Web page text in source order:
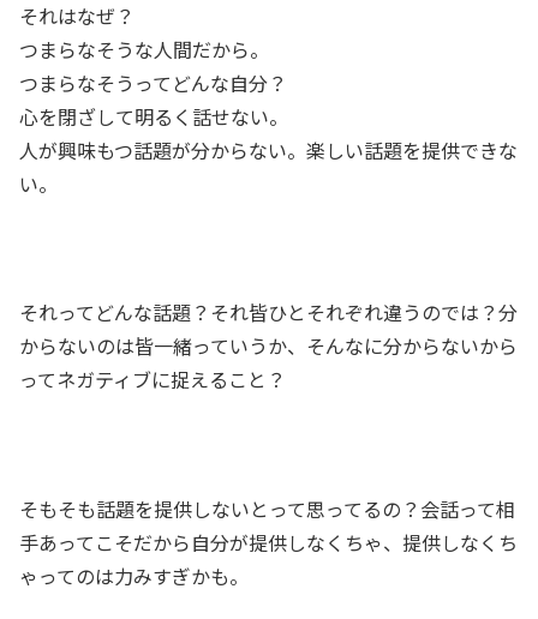
それはなぜ？
つまらなそうな人間だから。
つまらなそうってどんな自分？
心を閉ざして明るく話せない。
人が興味もつ話題が分からない。楽しい話題を提供できな
い。
それってどんな話題？それ皆ひとそれぞれ違うのでは？分
からないのは皆一緒っていうか、そんなに分からないから
ってネガティブに捉えること？
そもそも話題を提供しないとって思ってるの？会話って相
手あってこそだから自分が提供しなくちゃ、提供しなくち
ゃってのは力みすぎかも。